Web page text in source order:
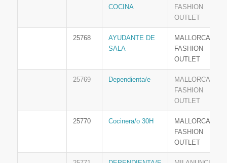
COCINA
FASHION
OUTLET
25768
AYUDANTE DE
SALA
MALLORCA
FASHION
OUTLET
25769 Dependienta/e
MALLORCA
FASHION
OUTLET
25770 Cocinera/o 30H
MALLORCA
FASHION
OUTLET